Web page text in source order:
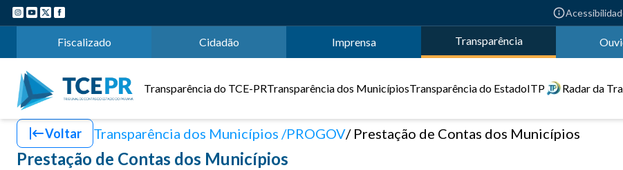
Fiscalizado Cidadão Imprensa Transparência
Transparência do TCE-PRTransparência dos MunicípiosTransparência do EstadoITP Radar da
Voltar Transparência dos Municípios PROGOV Prestação de Contas dos Municípios
Prestação de Contas dos Municípios